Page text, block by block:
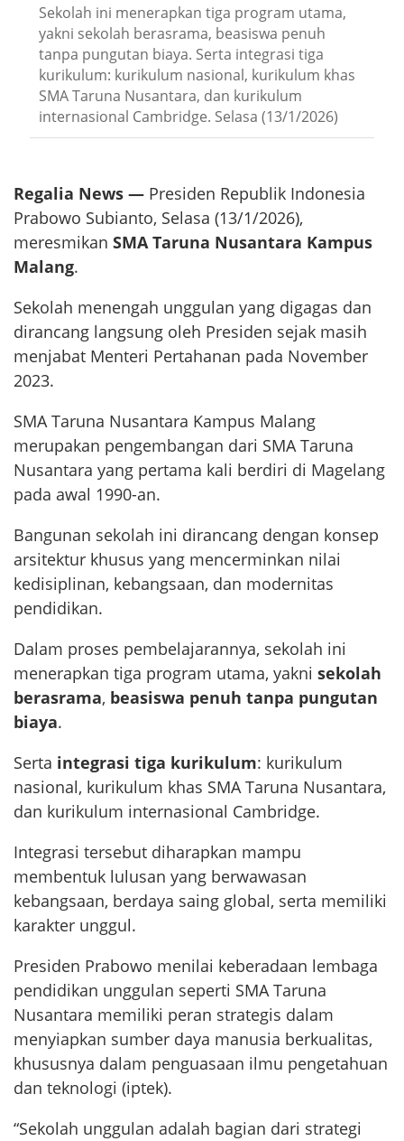
Sekolah ini menerapkan tiga program utama,
yakni sekolah berasrama, beasiswa penuh
tanpa pungutan biaya. Serta integrasi tiga
kurikulum: kurikulum nasional, kurikulum khas
SMA Taruna Nusantara, dan kurikulum
internasional Cambridge. Selasa (13/1/2026)
Regalia News — Presiden Republik Indonesia
Prabowo Subianto, Selasa (13/1/2026),
meresmikan SMA Taruna Nusantara Kampus
Malang.
Sekolah menengah unggulan yang digagas dan
dirancang langsung oleh Presiden sejak masih
menjabat Menteri Pertahanan pada November
2023.
SMA Taruna Nusantara Kampus Malang
merupakan pengembangan dari SMA Taruna
Nusantara yang pertama kali berdiri di Magelang
pada awal 1990-an.
Bangunan sekolah ini dirancang dengan konsep
arsitektur khusus yang mencerminkan nilai
kedisiplinan, kebangsaan, dan modernitas
pendidikan.
Dalam proses pembelajarannya, sekolah ini
menerapkan tiga program utama, yakni sekolah
berasrama, beasiswa penuh tanpa pungutan
biaya.
Serta integrasi tiga kurikulum: kurikulum
nasional, kurikulum khas SMA Taruna Nusantara,
dan kurikulum internasional Cambridge.
Integrasi tersebut diharapkan mampu
membentuk lulusan yang berwawasan
kebangsaan, berdaya saing global, serta memiliki
karakter unggul.
Presiden Prabowo menilai keberadaan lembaga
pendidikan unggulan seperti SMA Taruna
Nusantara memiliki peran strategis dalam
menyiapkan sumber daya manusia berkualitas,
khususnya dalam penguasaan ilmu pengetahuan
dan teknologi (iptek).
“Sekolah unggulan adalah bagian dari strategi